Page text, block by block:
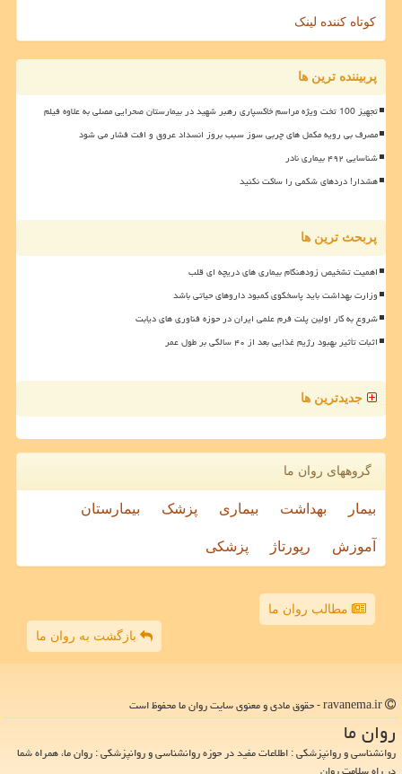
کوتاه کننده لینک
پربیننده ترین ها
تجهیز 100 تخت ویژه مراسم خاکسپاری رهبر شهید در بیمارستان صحرایی مصلی به علاوه فیلم
مصرف بی رویه مکمل های چربی سوز سبب بروز انسداد عروق و افت فشار می شود
شناسایی ۴۹۲ بیماری نادر
هشدار! دردهای شکمی را ساکت نکنید
پربحث ترین ها
اهمیت تشخیص زودهنگام بیماری های دریچه ای قلب
وزارت بهداشت باید پاسخگوی کمبود داروهای حیاتی باشد
شروع به کار اولین پلت فرم علمی ایران در حوزه فناوری های دیابت
اثبات تأثیر بهبود رژیم غذایی بعد از ۴۰ سالگی بر طول عمر
جدیدترین ها
گروههای روان ما
بیمار بهداشت بیماری پزشک بیمارستان
آموزش رپورتاژ پزشکی
مطالب روان ما
بازگشت به روان ما
روان ما
روانشناسی و روانپزشکی : اطلاعات مفید در حوزه روانشناسی و روانپزشکی : روان ما، همراه شما